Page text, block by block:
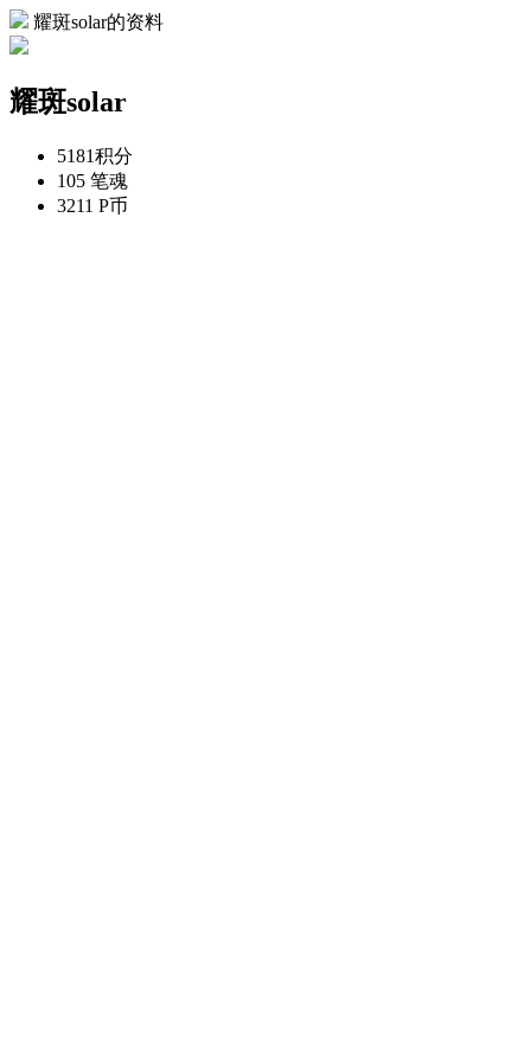
耀斑solar的资料
耀斑solar
5181积分
105 笔魂
3211 P币